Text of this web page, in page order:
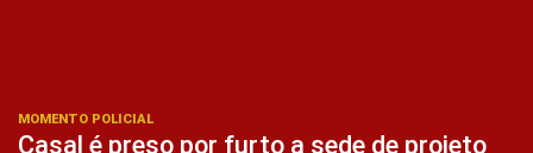
MOMENTO POLICIAL
Casal é preso por furto a sede de projeto